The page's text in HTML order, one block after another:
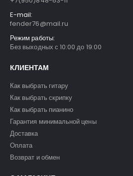
E-mail:
fender76@mail.ru
Режим работы:
Без выходных с 10:00 до 19:00
КЛИЕНТАМ
Как выбрать гитару
Как выбрать скрипку
Как выбрать пианино
Гарантия минимальной цены
Доставка
Оплата
Возврат и обмен